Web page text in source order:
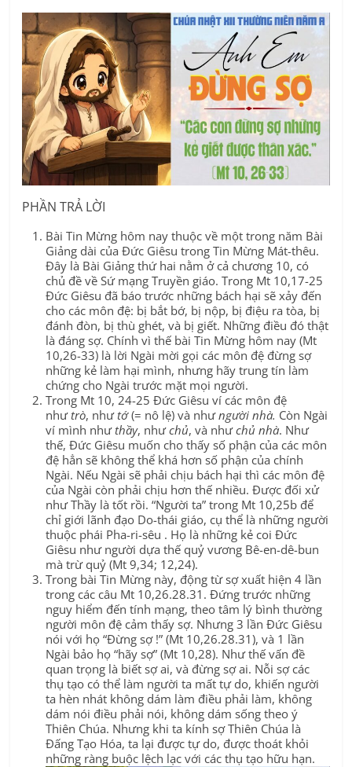
PHẦN TRẢ LỜI
Bài Tin Mừng hôm nay thuộc về một trong năm Bài
Giảng dài của Đức Giêsu trong Tin Mừng Mát-thêu.
Đây là Bài Giảng thứ hai nằm ở cả chương 10, có
chủ đề về Sứ mạng Truyền giáo. Trong Mt 10,17-25
Đức Giêsu đã báo trước những bách hại sẽ xảy đến
cho các môn đệ: bị bắt bớ, bị nộp, bị điệu ra tòa, bị
đánh đòn, bị thù ghét, và bị giết. Những điều đó thật
là đáng sợ. Chính vì thế bài Tin Mừng hôm nay (Mt
10,26-33) là lời Ngài mời gọi các môn đệ đừng sợ
những kẻ làm hại mình, nhưng hãy trung tín làm
chứng cho Ngài trước mặt mọi người.
Trong Mt 10, 24-25 Đức Giêsu ví các môn đệ
nhưtrò, nhưtớ(= nô lệ) và nhưngười nhà. Còn Ngài
ví mình nhưthầy, nhưchủ, và nhưchủ nhà. Như
thế, Đức Giêsu muốn cho thấy số phận của các môn
đệ hẳn sẽ không thể khá hơn số phận của chính
Ngài. Nếu Ngài sẽ phải chịu bách hại thì các môn đệ
của Ngài còn phải chịu hơn thế nhiều. Được đối xử
như Thầy là tốt rồi. “Người ta” trong Mt 10,25b để
chỉ giới lãnh đạo Do-thái giáo, cụ thể là những người
thuộc phái Pha-ri-sêu . Họ là những kẻ coi Đức
Giêsu như người dựa thế quỷ vương Bê-en-dê-bun
mà trừ quỷ (Mt 9,34; 12,24).
Trong bài Tin Mừng này, động từ sợ xuất hiện 4 lần
trong các câu Mt 10,26.28.31. Đứng trước những
nguy hiểm đến tính mạng, theo tâm lý bình thường
người môn đệ cảm thấy sợ. Nhưng 3 lần Đức Giêsu
nói với họ “Đừng sợ !” (Mt 10,26.28.31), và 1 lần
Ngài bảo họ “hãy sợ” (Mt 10,28). Như thế vấn đề
quan trọng là biết sợ ai, và đừng sợ ai. Nỗi sợ các
thụ tạo có thể làm người ta mất tự do, khiến người
ta hèn nhát không dám làm điều phải làm, không
dám nói điều phải nói, không dám sống theo ý
Thiên Chúa. Nhưng khi ta kính sợ Thiên Chúa là
Đấng Tạo Hóa, ta lại được tự do, được thoát khỏi
những ràng buộc lệch lạc với các thụ tạo hữu hạn.